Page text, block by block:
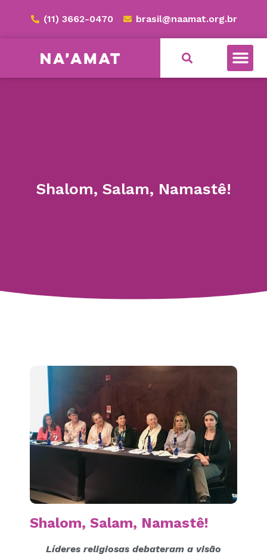
(11) 3662-0470 brasil@naamat.org.br
Shalom, Salam, Namastê!
Shalom, Salam, Namastê!
Líderes religiosas debateram a visão